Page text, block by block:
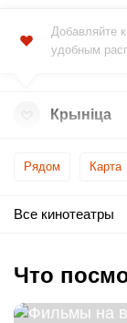
Рядом Карта
Добавляйте
удобным
Крынiца
Все кинотеатры
Что